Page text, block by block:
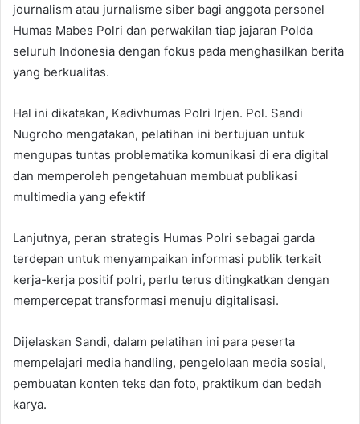
journalism atau jurnalisme siber bagi anggota personel
Humas Mabes Polri dan perwakilan tiap jajaran Polda
seluruh Indonesia dengan fokus pada menghasilkan berita
yang berkualitas.
Hal ini dikatakan, Kadivhumas Polri Irjen. Pol. Sandi
Nugroho mengatakan, pelatihan ini bertujuan untuk
mengupas tuntas problematika komunikasi di era digital
dan memperoleh pengetahuan membuat publikasi
multimedia yang efektif
Lanjutnya, peran strategis Humas Polri sebagai garda
terdepan untuk menyampaikan informasi publik terkait
kerja-kerja positif polri, perlu terus ditingkatkan dengan
mempercepat transformasi menuju digitalisasi.
Dijelaskan Sandi, dalam pelatihan ini para peserta
mempelajari media handling, pengelolaan media sosial,
pembuatan konten teks dan foto, praktikum dan bedah
karya.